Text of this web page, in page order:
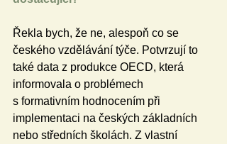
Řekla bych, že ne, alespoň co se
českého vzdělávání týče. Potvrzují to
také data z produkce OECD, která
informovala o problémech
s formativním hodnocením při
implementaci na českých základních
nebo středních školách. Z vlastní